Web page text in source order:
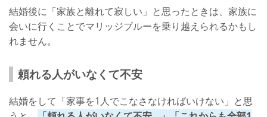
結婚後に「家族と離れて寂しい」と思ったときは、家族に
会いに行くことでマリッジブルーを乗り越えられるかもし
れません。
頼れる人がいなくて不安
結婚をして「家事を1人でこなさなければいけない」と思